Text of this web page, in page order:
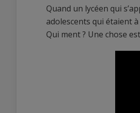
Quand un lycéen qui
adolescents qui étaient
Qui ment ? Une chose